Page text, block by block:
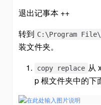
退出记事本 ++
转到 C:\Program
装文件夹。
copy replace 从
p 根文件夹中的下